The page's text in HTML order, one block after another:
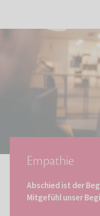
Empathie
Abschied ist der
Mitgefühl unser